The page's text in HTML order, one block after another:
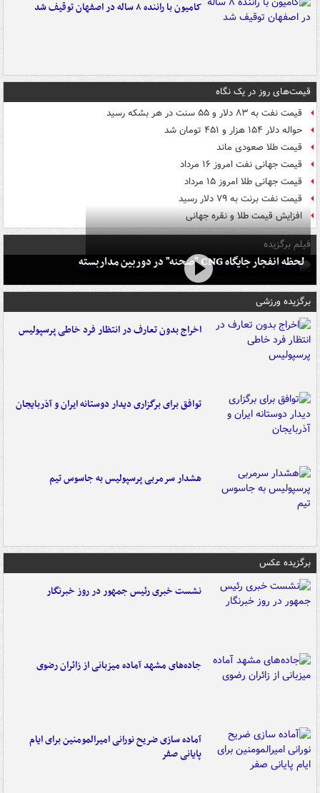
کامیون با راننده ۸ ساله در اصفهان توقیف شد
قیمت‌های روز در یک نگاه
قیمت نفت به ۸۳ دلار و ۵۵ سنت در هر بشکه رسید
حواله دلار ۱۵۴ هزار و ۴۵۱ تومان شد
قیمت طلا صعودی ماند
قیمت جهانی نفت امروز ۱۶ مرداد
قیمت جهانی طلا امروز ۱۵ مرداد
قیمت نفت برنت به ۷۹ دلار رسید
افزایش قیمت طلا و نقره جهانی
فیلم برگزیده
لحظه انفجار جایگاه CNG "صحنه" در دوربین مداربسته
برگزیده ورزشی
اخراج بدون تعارف در انتظار فرد خاطی پرسپولیس
توافق برای برگزاری دیدار دوستانه ایران و آذربایجان
هشدار سرمربی پرسپولیس به جاسوس تیم
برگزیده عکس
نشست خبری رئیس جمهور در روز خبرنگار
جاده‌های مشهد آماده میزبانی از زائران رضوی
آماده سازی ضریح نورانی امیرالمومنین برای ایام
پایانی صفر